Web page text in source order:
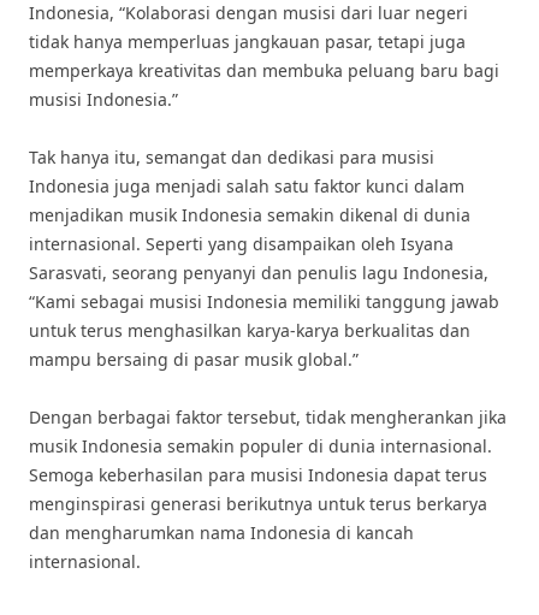
Indonesia, “Kolaborasi dengan musisi dari luar negeri
tidak hanya memperluas jangkauan pasar, tetapi juga
memperkaya kreativitas dan membuka peluang baru bagi
musisi Indonesia.”
Tak hanya itu, semangat dan dedikasi para musisi
Indonesia juga menjadi salah satu faktor kunci dalam
menjadikan musik Indonesia semakin dikenal di dunia
internasional. Seperti yang disampaikan oleh Isyana
Sarasvati, seorang penyanyi dan penulis lagu Indonesia,
“Kami sebagai musisi Indonesia memiliki tanggung jawab
untuk terus menghasilkan karya-karya berkualitas dan
mampu bersaing di pasar musik global.”
Dengan berbagai faktor tersebut, tidak mengherankan jika
musik Indonesia semakin populer di dunia internasional.
Semoga keberhasilan para musisi Indonesia dapat terus
menginspirasi generasi berikutnya untuk terus berkarya
dan mengharumkan nama Indonesia di kancah
internasional.